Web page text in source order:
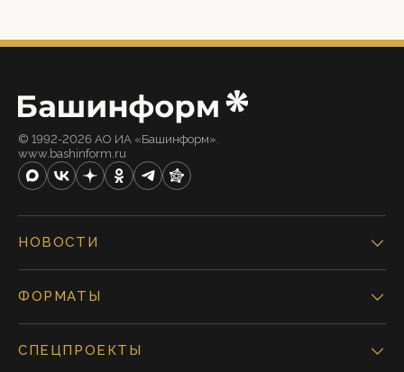
© 1992-2026 АО ИА «Башинформ».
www.bashinform.ru
НОВОСТИ
ФОРМАТЫ
СПЕЦПРОЕКТЫ